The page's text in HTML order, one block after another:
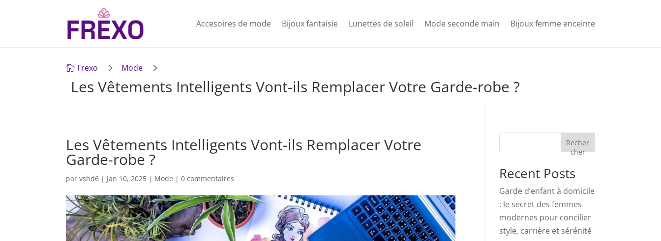
Accesoires de mode Bijoux fantaisie Lunettes de soleil Mode seconde main Bijoux femme enceinte
 Frexo 5 Mode 5
Les Vêtements Intelligents Vont-ils Remplacer Votre Garde-robe ?
Les Vêtements Intelligents Vont-ils Remplacer Votre
Garde-robe ?
parvshd6 | Jan 10, 2025 | Mode |0 commentaires
Recher
cher
Recent Posts
Garde d’enfant à domicile
: le secret des femmes
modernes pour concilier
style, carrière et sérénité